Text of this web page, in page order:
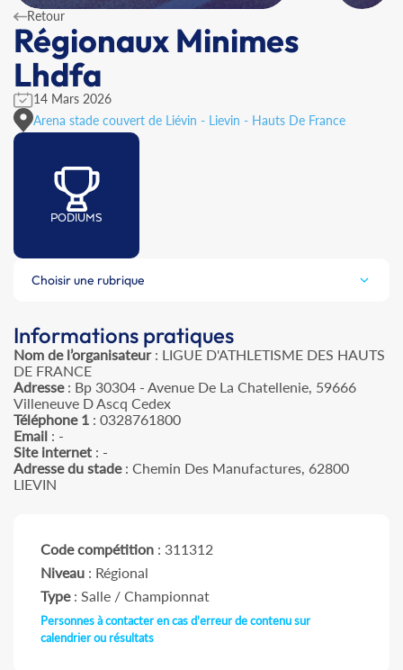
Retour
Régionaux Minimes
Lhdfa
14 Mars 2026
Arena stade couvert de Liévin - Lievin - Hauts De France
PODIUMS
Choisir une rubrique
Informations pratiques
Nom de l’organisateur: LIGUE D'ATHLETISME DES HAUTS
DE FRANCE
Adresse: Bp 30304 - Avenue De La Chatellenie, 59666
Villeneuve D Ascq Cedex
Téléphone 1 : 0328761800
Email : -
Site internet : -
Adresse du stade: Chemin Des Manufactures, 62800
LIEVIN
Code compétition : 311312
Niveau : Régional
Type: Salle / Championnat
Personnes à contacter en cas d'erreur de contenu sur
calendrier ou résultats